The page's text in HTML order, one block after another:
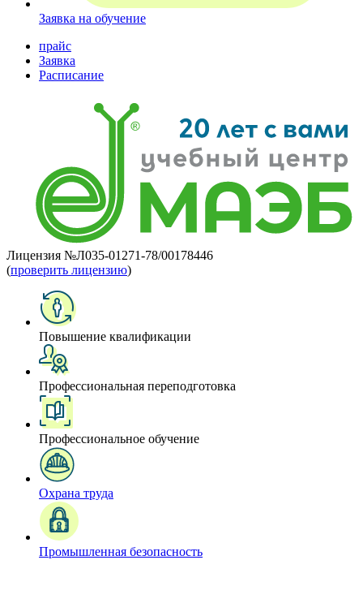
Заявка на обучение
прайс
Заявка
Расписание
Лицензия №Л035-01271-78/00178446
(проверить лицензию)
Повышение квалификации
Профессиональная переподготовка
Профессиональное обучение
Охрана труда
Промышленная безопасность